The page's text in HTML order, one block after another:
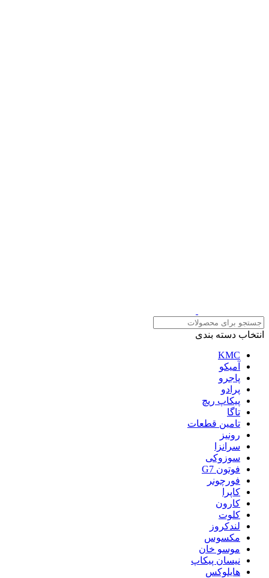
انتخاب دسته بندی
KMC
آمیکو
پاجرو
پرادو
پیکاپ ریچ
تاگا
تامین قطعات
رونیز
سرانزا
سوزوکی
فوتون G7
فورچونر
کاپرا
کارون
کلوت
لندکروز
مکسوس
موسو خان
نیسان پیکاپ
هایلوکس